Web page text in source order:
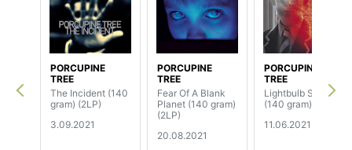
PORCUPINE
TREE
The Incident (140
gram) (2LP)
3.09.2021
PORCUPINE
TREE
Fear Of A Blank
Planet (140 gram)
(2LP)
20.08.2021
PORCUPINE
TREE
Lightbulb Sun
(140 gram) (2LP)
11.06.2021